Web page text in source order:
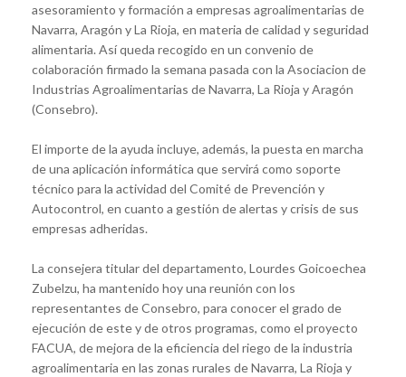
asesoramiento y formación a empresas agroalimentarias de
Navarra, Aragón y La Rioja, en materia de calidad y seguridad
alimentaria. Así queda recogido en un convenio de
colaboración firmado la semana pasada con la Asociacion de
Industrias Agroalimentarias de Navarra, La Rioja y Aragón
(Consebro).
El importe de la ayuda incluye, además, la puesta en marcha
de una aplicación informática que servirá como soporte
técnico para la actividad del Comité de Prevención y
Autocontrol, en cuanto a gestión de alertas y crisis de sus
empresas adheridas.
La consejera titular del departamento, Lourdes Goicoechea
Zubelzu, ha mantenido hoy una reunión con los
representantes de Consebro, para conocer el grado de
ejecución de este y de otros programas, como el proyecto
FACUA, de mejora de la eficiencia del riego de la industria
agroalimentaria en las zonas rurales de Navarra, La Rioja y